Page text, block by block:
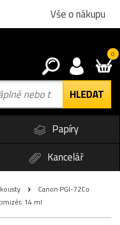
Vše o nákupu
0
Papíry
Kancelář
Canon PGI-72Co
14 ml